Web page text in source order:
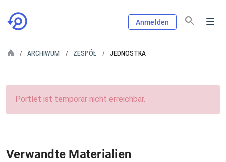
Anmelden
ARCHIWUM ZESPÓŁ JEDNOSTKA
Portlet ist temporär nicht erreichbar.
Verwandte Materialien